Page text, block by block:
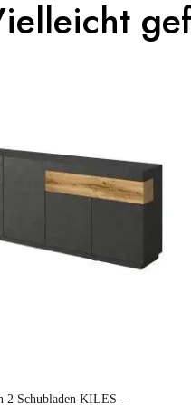
Erwachsener
Tage)
To Review
2 Schubladen KILES –